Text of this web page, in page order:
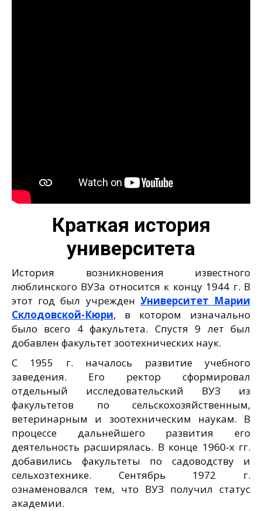
Краткая история
университета
История возникновения известного
люблинского ВУЗа относится к концу 1944 г. В
этот год был учрежден Университет Марии
Склодовской-Кюри, в котором изначально
было всего 4 факультета. Спустя 9 лет был
добавлен факультет зоотехнических наук.
С 1955 г. началось развитие учебного
заведения. Его ректор сформировал
отдельный исследовательский ВУЗ из
факультетов по сельскохозяйственным,
ветеринарным и зоотехническим наукам. В
процессе дальнейшего развития его
деятельность расширялась. В конце 1960-х гг.
добавились факультеты по садоводству и
сельхозтехнике. Сентябрь 1972 г.
ознаменовался тем, что ВУЗ получил статус
академии.